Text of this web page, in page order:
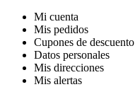
Mi cuenta
Mis pedidos
Cupones de descuento
Datos personales
Mis direcciones
Mis alertas